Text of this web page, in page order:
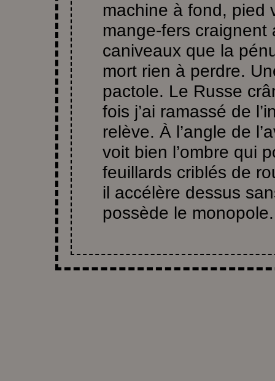
machine à fond, pied
mange-fers craignent
caniveaux que la
mort rien à perdre.
pactole. Le Russe
fois j’ai ramassé de
relève. À l’angle de
voit bien l’ombre qui
feuillards criblés de
il accélère dessus
possède le monopole.